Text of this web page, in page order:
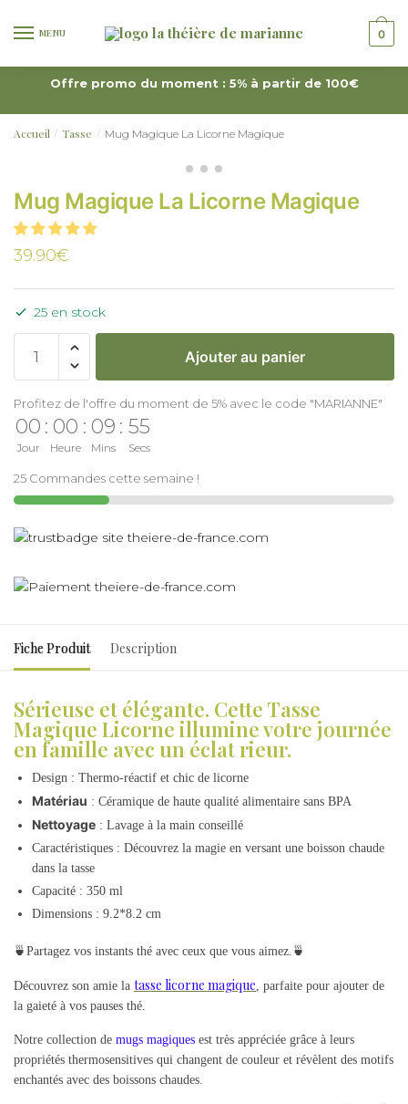
MENU 0
Offre promo du moment : 5% à partir de 100€
Accueil / Tasse / Mug Magique La Licorne Magique
Mug Magique La Licorne Magique
39.90€
25 en stock
Ajouter au panier
Profitez de l'offre du moment de 5% avec le code "MARIANNE"
00
Jour
: 00
Heure
: 09
Mins
: 55
Secs
25 Commandes cette semaine !
Fiche Produit Description
Sérieuse et élégante. Cette Tasse
Magique Licorne illumine votre journée
en famille avec un éclat rieur.
Design : Thermo-réactif et chic de licorne
Matériau : Céramique de haute qualité alimentaire sans BPA
Nettoyage : Lavage à la main conseillé
Caractéristiques : Découvrez la magie en versant une boisson chaude
dans la tasse
Capacité : 350 ml
Dimensions : 9.2*8.2 cm
🍵Partagez vos instants thé avec ceux que vous aimez.🍵
Découvrez son amie la tasse licorne magique, parfaite pour ajouter de
la gaieté à vos pauses thé.
Notre collection de mugs magiques est très appréciée grâce à leurs
propriétés thermosensitives qui changent de couleur et révèlent des motifs
enchantés avec des boissons chaudes.